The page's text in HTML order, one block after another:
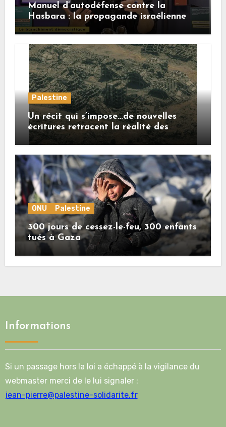
Manuel d’autodéfense contre la
Hasbara : la propagande israélienne
Palestine
Un récit qui s’impose…de nouvelles
écritures retracent la réalité des
crimes sionistes à Gaza
ONU Palestine
300 jours de cessez-le-feu, 300 enfants
tués à Gaza
Informations
Si un passage hors la loi a échappé à la vigilance du
webmaster merci de le lui signaler :
jean-pierre@palestine-solidarite.fr